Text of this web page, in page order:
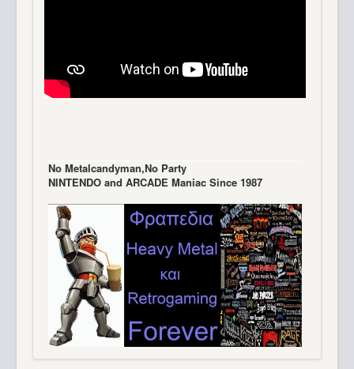
Νo Μetalcandyman,No Party
NINTENDO and ARCADE Maniac Since 1987